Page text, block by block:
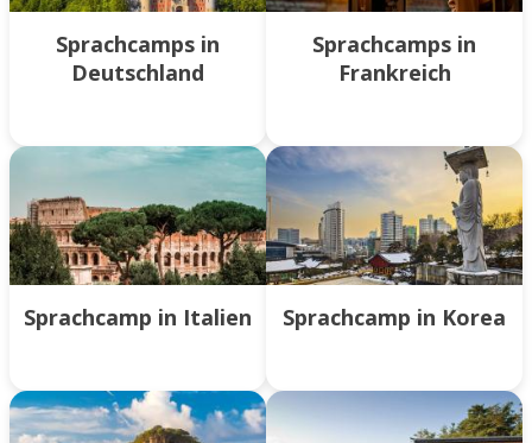
Sprachcamps in
Deutschland
Sprachcamps in
Frankreich
Sprachcamp in Italien Sprachcamp in Korea